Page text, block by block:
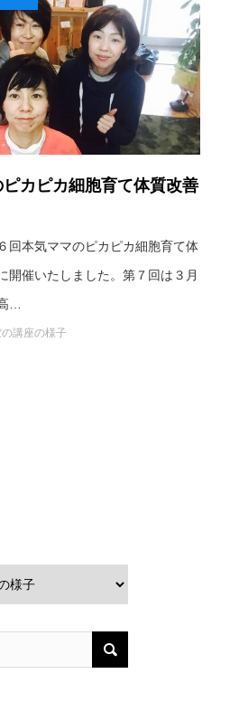
ピカピカ細胞育て体質改善
回本気ママのピカピカ細胞育て体
開催いたしました。第７回は３月
…
講座の様子